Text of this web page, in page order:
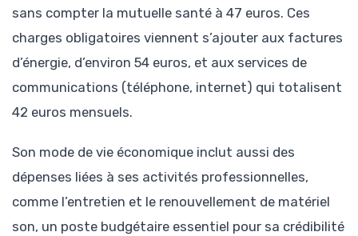
sans compter la mutuelle santé à 47 euros. Ces
charges obligatoires viennent s’ajouter aux factures
d’énergie, d’environ 54 euros, et aux services de
communications (téléphone, internet) qui totalisent
42 euros mensuels.
Son mode de vie économique inclut aussi des
dépenses liées à ses activités professionnelles,
comme l’entretien et le renouvellement de matériel
son, un poste budgétaire essentiel pour sa crédibilité